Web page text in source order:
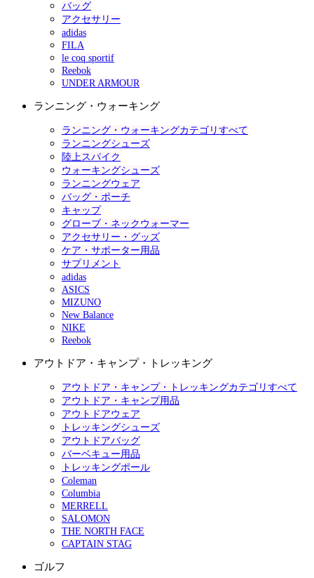
バッグ
アクセサリー
adidas
FILA
le coq sportif
Reebok
UNDER ARMOUR
ランニング・ウォーキング
ランニング・ウォーキングカテゴリすべて
ランニングシューズ
陸上スパイク
ウォーキングシューズ
ランニングウェア
バッグ・ポーチ
キャップ
グローブ・ネックウォーマー
アクセサリー・グッズ
ケア・サポーター用品
サプリメント
adidas
ASICS
MIZUNO
New Balance
NIKE
Reebok
アウトドア・キャンプ・トレッキング
アウトドア・キャンプ・トレッキングカテゴリすべて
アウトドア・キャンプ用品
アウトドアウェア
トレッキングシューズ
アウトドアバッグ
バーベキュー用品
トレッキングポール
Coleman
Columbia
MERRELL
SALOMON
THE NORTH FACE
CAPTAIN STAG
ゴルフ